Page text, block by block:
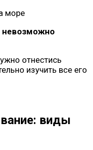
невозможно
отнестись
изучить все его
виды